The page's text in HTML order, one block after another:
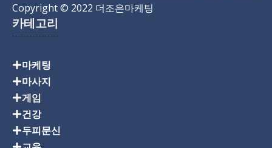
Copyright© 2022 더조은마케팅
카테고리
마케팅
마사지
게임
건강
두피문신